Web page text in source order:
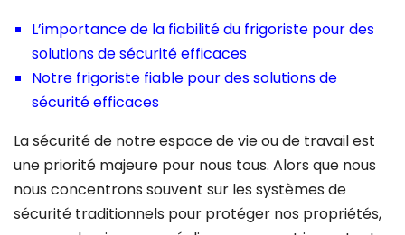
L’importance de la fiabilité du frigoriste pour des
solutions de sécurité efficaces
Notre frigoriste fiable pour des solutions de
sécurité efficaces
La sécurité de notre espace de vie ou de travail est
une priorité majeure pour nous tous. Alors que nous
nous concentrons souvent sur les systèmes de
sécurité traditionnels pour protéger nos propriétés,